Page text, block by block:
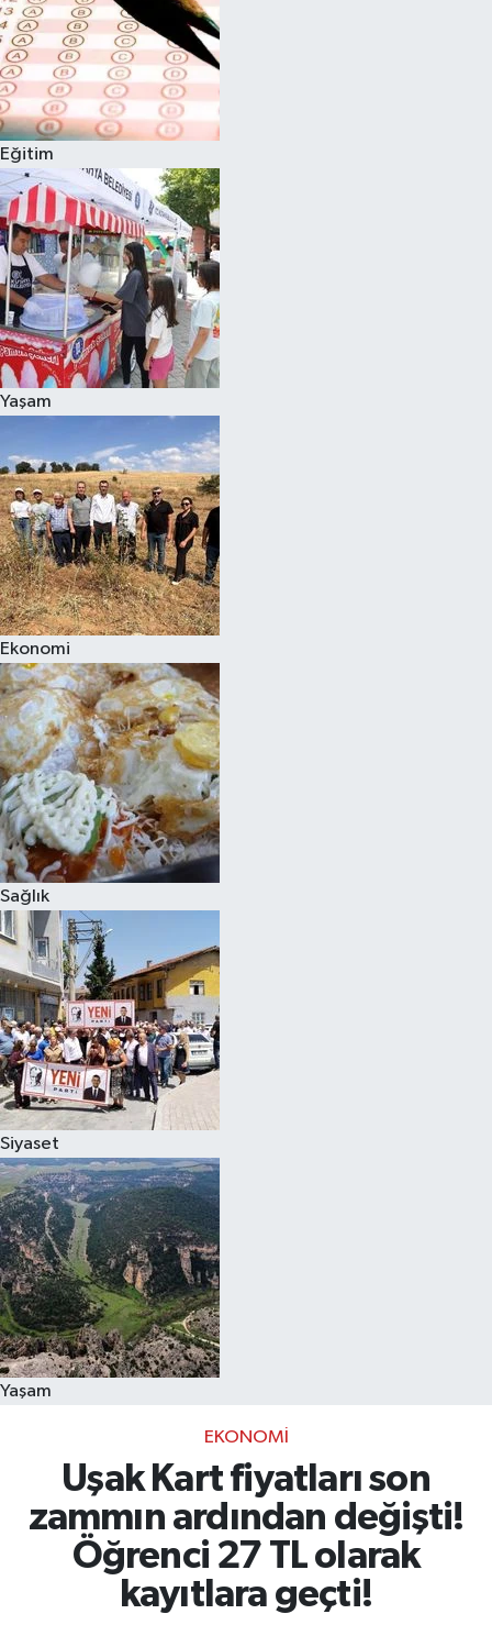
Eğitim
Yaşam
Ekonomi
Sağlık
Siyaset
Yaşam
EKONOMI
Uşak Kart fiyatları son
zammın ardından değişti!
Öğrenci 27 TL olarak
kayıtlara geçti!